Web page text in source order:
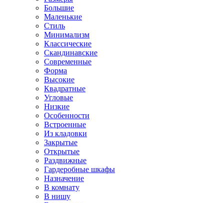
Большие
Маленькие
Стиль
Минимализм
Классические
Скандинавские
Современные
Форма
Высокие
Квадратные
Угловые
Низкие
Особенности
Встроенные
Из кладовки
Закрытые
Открытые
Раздвижные
Гардеробные шкафы
Назначение
В комнату
В нишу